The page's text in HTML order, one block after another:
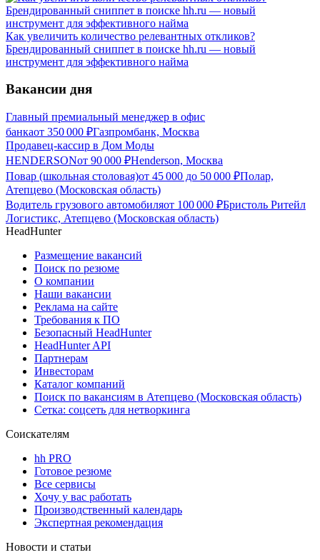
Как увеличить количество релевантных откликов?
Брендированный сниппет в поиске hh.ru — новый
инструмент для эффективного найма
Вакансии дня
Главный премиальный менеджер в офис
банкаот 350 000 ₽Газпромбанк, Москва
Продавец-кассир в Дом Моды
HENDERSONот 90 000 ₽Henderson, Москва
Повар (школьная столовая)от 45 000 до 50 000 ₽Полар,
Атепцево (Московская область)
Водитель грузового автомобиляот 100 000 ₽Бристоль Ритейл
Логистикс, Атепцево (Московская область)
HeadHunter
Размещение вакансий
Поиск по резюме
О компании
Наши вакансии
Реклама на сайте
Требования к ПО
Безопасный HeadHunter
HeadHunter API
Партнерам
Инвесторам
Каталог компаний
Поиск по вакансиям в Атепцево (Московская область)
Сетка: соцсеть для нетворкинга
Соискателям
hh PRO
Готовое резюме
Все сервисы
Хочу у вас работать
Производственный календарь
Экспертная рекомендация
Новости и статьи